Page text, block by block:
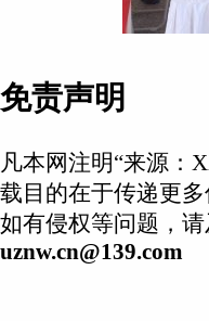
免责声明
凡本网注明“来源：
载目的在于传递更
如有侵权等问题，
uznw.cn@139.com